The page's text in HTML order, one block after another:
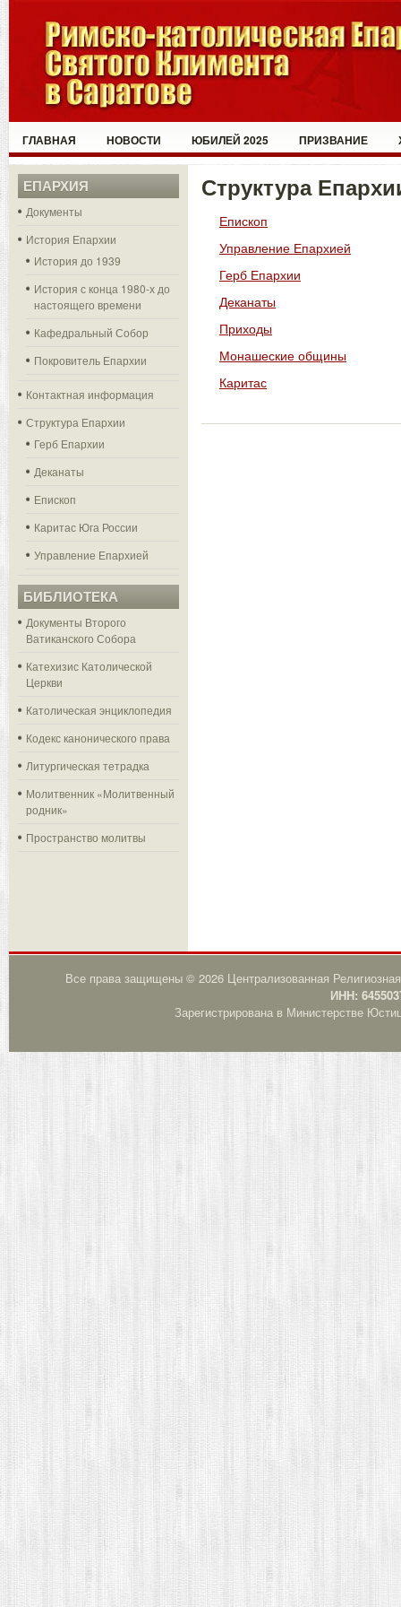
ГЛАВНАЯ НОВОСТИ ЮБИЛЕЙ 2025 ПРИЗВАНИЕ
ЕПАРХИЯ
Документы
История Епархии
История до 1939
История с конца 1980-х до
настоящего времени
Кафедральный Собор
Покровитель Епархии
Контактная информация
Структура Епархии
Герб Епархии
Деканаты
Епископ
Каритас Юга России
Управление Епархией
БИБЛИОТЕКА
Документы Второго
Ватиканского Собора
Катехизис Католической
Церкви
Католическая энциклопедия
Кодекс канонического права
Литургическая тетрадка
Молитвенник «Молитвенный
родник»
Пространство молитвы
Структура
Епископ
Управление Епархией
Герб Епархии
Деканаты
Приходы
Монашеские общины
Каритас
Все права защищены © 2026 Централизованная
ИНН:
Зарегистрирована в Министерстве